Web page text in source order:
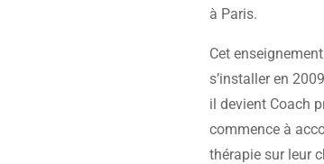
à Paris.
Cet
s’installer en
il devient Coach
commence à
thérapie sur leur